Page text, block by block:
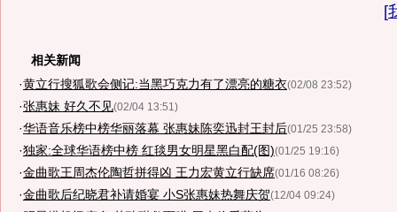
[
相关新闻
·黄立行搜狐歌会侧记:当黑巧克力有了漂亮的糖衣(02/08 23:52)
·张惠妹 好久不见(02/04 13:51)
·华语音乐榜中榜华丽落幕 张惠妹陈奕迅封王封后(01/25 23:58)
·独家:全球华语榜中榜 红毯男女明星黑白配(图)(01/25 19:16)
·金曲歌王周杰伦陶哲拼得凶 王力宏黄立行缺席(01/16 08:26)
·金曲歌后纪晓君补请婚宴 小S张惠妹热舞庆贺(12/04 09:24)